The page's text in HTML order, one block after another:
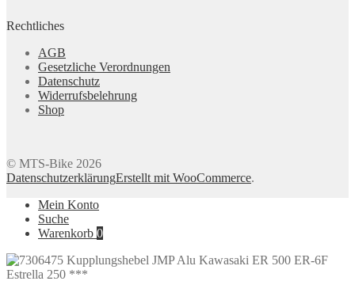
Rechtliches
AGB
Gesetzliche Verordnungen
Datenschutz
Widerrufsbelehrung
Shop
© MTS-Bike 2026
DatenschutzerklärungErstellt mit WooCommerce.
Mein Konto
Suche
Warenkorb 0